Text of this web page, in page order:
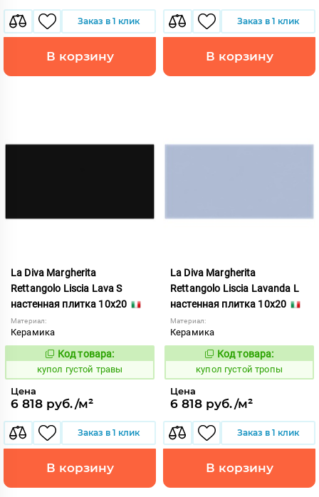
Заказ в 1 клик
В корзину
Заказ в 1 клик
В корзину
La Diva Margherita
Rettangolo Liscia Lava S
настенная плитка 10x20
Материал:
Керамика
846732
Код товара:
купол густой травы
Цена
6 818 руб./м²
Заказ в 1 клик
В корзину
La Diva Margherita
Rettangolo Liscia Lavanda L
настенная плитка 10x20
Материал:
Керамика
846733
Код товара:
купол густой тропы
Цена
6 818 руб./м²
Заказ в 1 клик
В корзину